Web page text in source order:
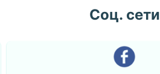
Соц. сети